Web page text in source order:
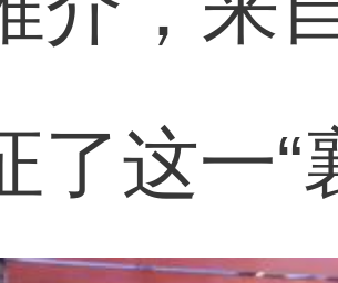
了这一“